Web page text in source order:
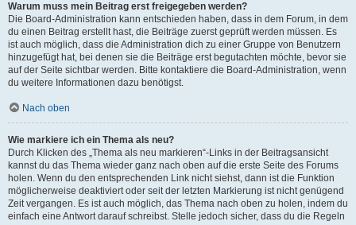
Warum muss mein Beitrag erst freigegeben werden?
Die Board-Administration kann entschieden haben, dass in dem Forum, in dem
du einen Beitrag erstellt hast, die Beiträge zuerst geprüft werden müssen. Es
ist auch möglich, dass die Administration dich zu einer Gruppe von Benutzern
hinzugefügt hat, bei denen sie die Beiträge erst begutachten möchte, bevor sie
auf der Seite sichtbar werden. Bitte kontaktiere die Board-Administration, wenn
du weitere Informationen dazu benötigst.
Nach oben
Wie markiere ich ein Thema als neu?
Durch Klicken des „Thema als neu markieren“-Links in der Beitragsansicht
kannst du das Thema wieder ganz nach oben auf die erste Seite des Forums
holen. Wenn du den entsprechenden Link nicht siehst, dann ist die Funktion
möglicherweise deaktiviert oder seit der letzten Markierung ist nicht genügend
Zeit vergangen. Es ist auch möglich, das Thema nach oben zu holen, indem du
einfach eine Antwort darauf schreibst. Stelle jedoch sicher, dass du die Regeln